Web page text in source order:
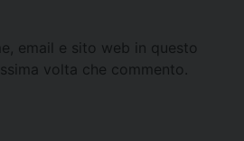
email e sito web in questo
volta che commento.